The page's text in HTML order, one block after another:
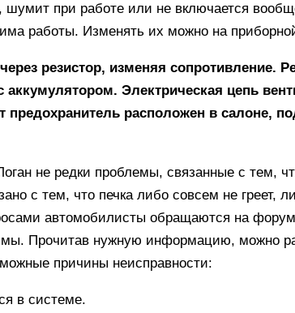
шумит при работе или не включается
работы. Изменять их можно на
резистор, изменяя сопротивление.
Электрическая цепь
предохранитель расположен в салоне,
не редки проблемы, связанные с тем,
с тем, что печка либо совсем не греет,
автомобилисты обращаются на
Прочитав нужную информацию, можно
причины неисправности:
в системе.